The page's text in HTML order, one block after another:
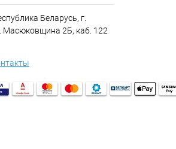
Беларусь, г.
Масюковщина 2Б, каб. 122